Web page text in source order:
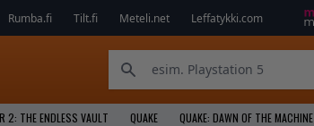
Rumba.fi Tilt.fi Meteli.net Leffatykki.com
2: THE ENDLESS VAULT QUAKE QUAKE: DAWN OF THE MACHINE